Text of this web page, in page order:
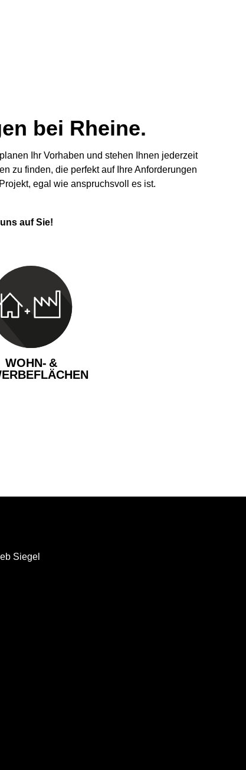
bei Rheine.
Ihr Vorhaben und stehen Ihnen jederzeit
zu finden, die perfekt auf Ihre Anforderungen
egal wie anspruchsvoll es ist.
auf Sie!
WOHN- &